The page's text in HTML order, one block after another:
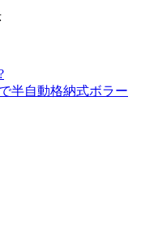
半自動格納式ボラー